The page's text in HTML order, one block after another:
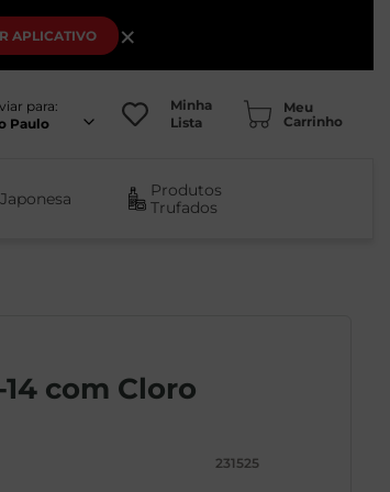
APLICATIVO ×
para:
Paulo
Minha
Lista
Produtos
Trufados
com Cloro
231525